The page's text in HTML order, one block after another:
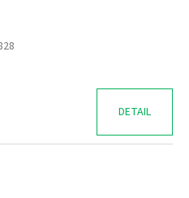
DETAIL